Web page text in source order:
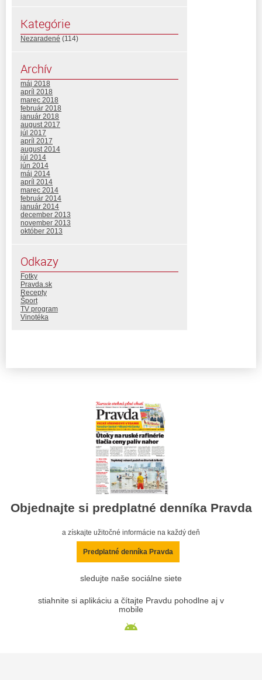
Kategórie
Nezaradené (114)
Archív
máj 2018
apríl 2018
marec 2018
február 2018
január 2018
august 2017
júl 2017
apríl 2017
august 2014
júl 2014
jún 2014
máj 2014
apríl 2014
marec 2014
február 2014
január 2014
december 2013
november 2013
október 2013
Odkazy
Fotky
Pravda.sk
Recepty
Šport
TV program
Vinotéka
Objednajte si predplatné denníka Pravda
a získajte užitočné informácie na každý deň
Predplatné denníka Pravda
sledujte naše sociálne siete
stiahnite si aplikáciu a čítajte Pravdu pohodlne aj v
mobile